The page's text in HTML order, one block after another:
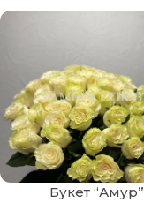
Букет “Амур”